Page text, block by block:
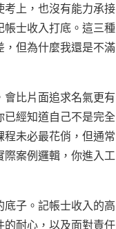
上，也沒有能力承接
士收入打底。這三種
但為什麼我還是不滿
比片面追求名氣更有
經知道自己不是完全
未必最花俏，但通常
案例邏輯，你進入工
子。記帳士收入的高
耐心，以及面對責任